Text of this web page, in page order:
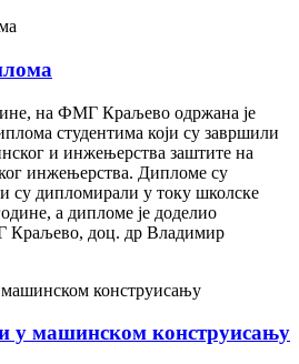
на ФМГ Краљево одржана је
студентима који су завршили
и инжењерства заштите на
инжењерства. Дипломе су
су дипломирали у току школске
а дипломе је доделио
Краљево, доц. др Владимир
у машинском конструисању